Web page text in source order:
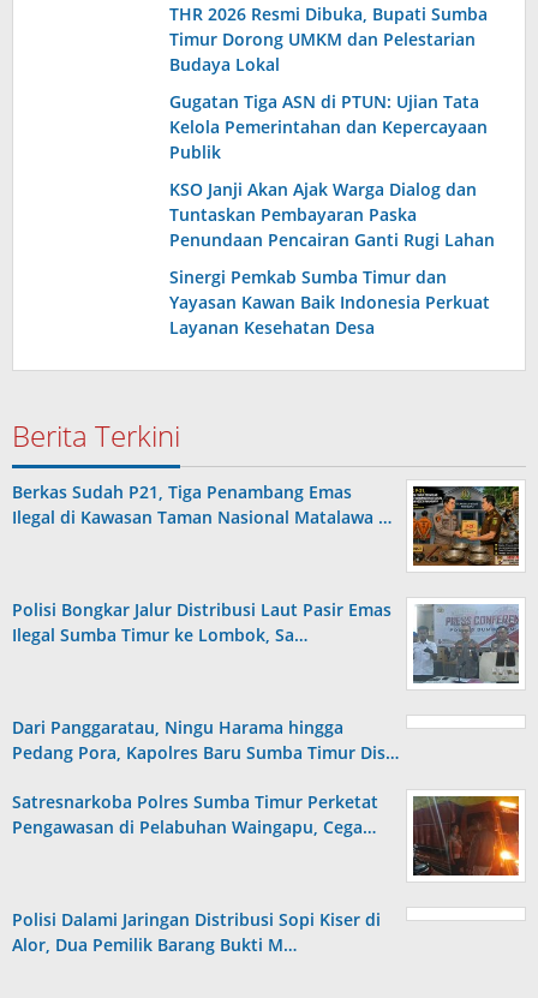
THR 2026 Resmi Dibuka, Bupati Sumba
Timur Dorong UMKM dan Pelestarian
Budaya Lokal
Gugatan Tiga ASN di PTUN: Ujian Tata
Kelola Pemerintahan dan Kepercayaan
Publik
KSO Janji Akan Ajak Warga Dialog dan
Tuntaskan Pembayaran Paska
Penundaan Pencairan Ganti Rugi Lahan
Sinergi Pemkab Sumba Timur dan
Yayasan Kawan Baik Indonesia Perkuat
Layanan Kesehatan Desa
Berita Terkini
Berkas Sudah P21, Tiga Penambang Emas
Ilegal di Kawasan Taman Nasional Matalawa …
Polisi Bongkar Jalur Distribusi Laut Pasir Emas
Ilegal Sumba Timur ke Lombok, Sa…
Dari Panggaratau, Ningu Harama hingga
Pedang Pora, Kapolres Baru Sumba Timur Dis…
Satresnarkoba Polres Sumba Timur Perketat
Pengawasan di Pelabuhan Waingapu, Cega…
Polisi Dalami Jaringan Distribusi Sopi Kiser di
Alor, Dua Pemilik Barang Bukti M…